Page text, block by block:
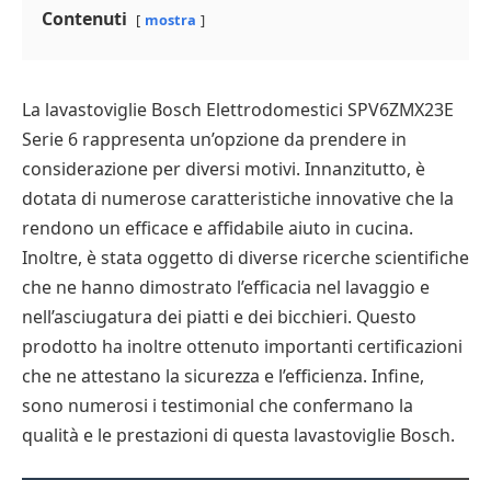
Contenuti mostra
La lavastoviglie Bosch Elettrodomestici SPV6ZMX23E
Serie 6 rappresenta un’opzione da prendere in
considerazione per diversi motivi. Innanzitutto, è
dotata di numerose caratteristiche innovative che la
rendono un efficace e affidabile aiuto in cucina.
Inoltre, è stata oggetto di diverse ricerche scientifiche
che ne hanno dimostrato l’efficacia nel lavaggio e
nell’asciugatura dei piatti e dei bicchieri. Questo
prodotto ha inoltre ottenuto importanti certificazioni
che ne attestano la sicurezza e l’efficienza. Infine,
sono numerosi i testimonial che confermano la
qualità e le prestazioni di questa lavastoviglie Bosch.